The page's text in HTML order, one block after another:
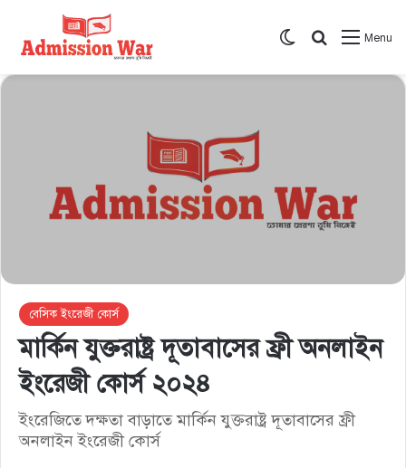
Menu
সার্চ করুন
Switch skin
বেসিক ইংরেজী কোর্স
মার্কিন যুক্তরাষ্ট্র দূতাবাসের ফ্রী অনলাইন
ইংরেজী কোর্স ২০২৪
ইংরেজিতে দক্ষতা বাড়াতে মার্কিন যুক্তরাষ্ট্র দূতাবাসের ফ্রী
অনলাইন ইংরেজী কোর্স